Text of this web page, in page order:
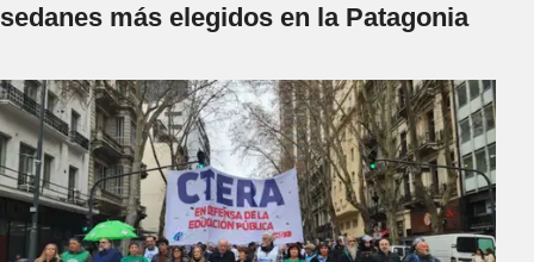
sedanes más elegidos en la Patagonia